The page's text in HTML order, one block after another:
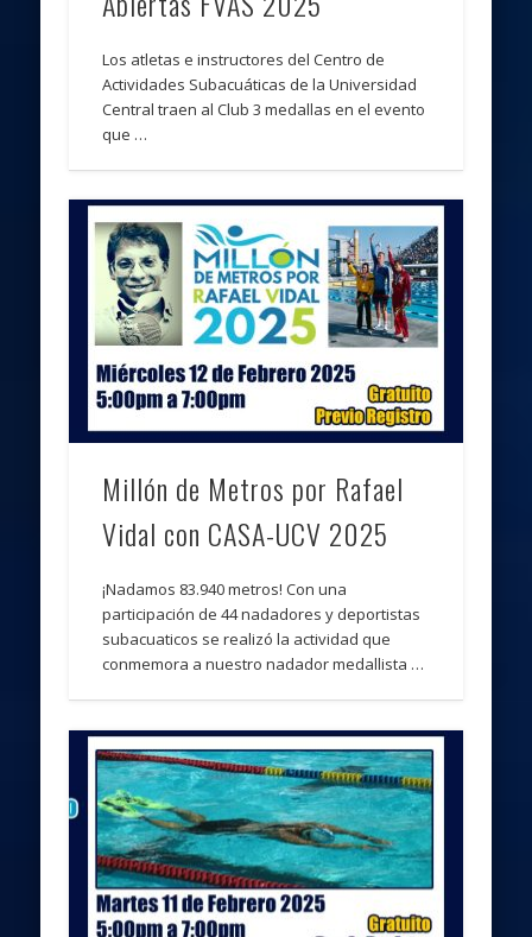
Los atletas e instructores del Centro de
Actividades Subacuáticas de la Universidad
Central traen al Club 3 medallas en el evento
que …
Millón de Metros por Rafael
Vidal con CASA-UCV 2025
¡Nadamos 83.940 metros! Con una
participación de 44 nadadores y deportistas
subacuaticos se realizó la actividad que
conmemora a nuestro nadador medallista …